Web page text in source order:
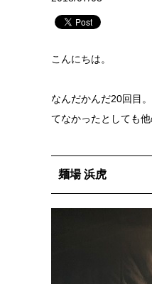
こんにちは。
なんだかんだ20回目
てなかったとしても
麺場 浜虎